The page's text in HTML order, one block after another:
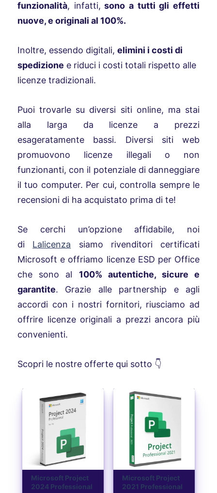
funzionalità, infatti, sono a tutti gli effetti
nuove, e originali al 100%.
Inoltre, essendo digitali, elimini i costi di
spedizione e riduci i costi totali rispetto alle
licenze tradizionali.
Puoi trovarle su diversi siti online, ma stai
alla larga da licenze a prezzi
esageratamente bassi. Diversi siti web
promuovono licenze illegali o non
funzionanti, con il potenziale di danneggiare
il tuo computer. Per cui, controlla sempre le
recensioni di ha acquistato prima di te!
Se cerchi un’opzione affidabile, noi
di Lalicenza siamo rivenditori certificati
Microsoft e offriamo licenze ESD per Office
che sono al 100% autentiche, sicure e
garantite. Grazie alle partnership e agli
accordi con i nostri fornitori, riusciamo ad
offrire licenze originali a prezzi ancora più
convenienti.
Scopri le nostre offerte qui sotto 👇
Microsoft Project
2024 Professional
Microsoft Project
2021 Professional